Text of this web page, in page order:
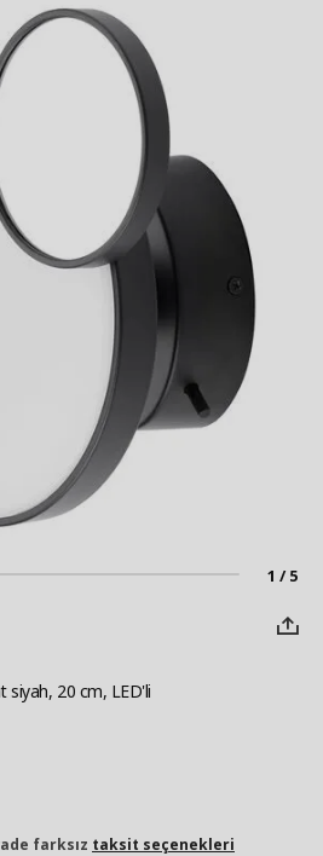
1 / 5
siyah, 20 cm, LED'li
farksız taksit seçenekleri